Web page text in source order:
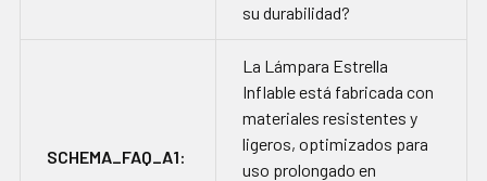
su durabilidad?
SCHEMA_FAQ_A1:
La Lámpara Estrella
Inflable está fabricada con
materiales resistentes y
ligeros, optimizados para
uso prolongado en